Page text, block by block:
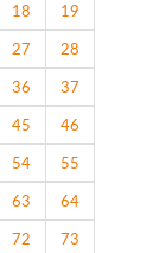
18
19
27
28
36
37
45
46
54
55
63
64
72 73